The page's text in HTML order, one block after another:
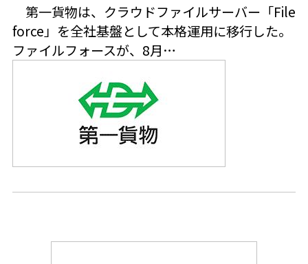
第一貨物は、クラウドファイルサーバー「File
force」を全社基盤として本格運用に移行した。
ファイルフォースが、8月…